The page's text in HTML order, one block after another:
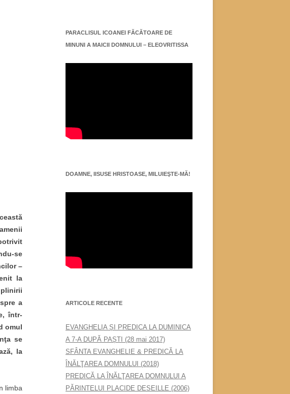
se
–
la
a
într-
omul
se
la
limba
PARACLISUL ICOANEI FĂCĂTOARE DE
MINUNI A MAICII DOMNULUI – ELEOVRITISSA
DOAMNE, IISUSE HRISTOASE, MILUIEŞTE-MĂ!
ARTICOLE RECENTE
EVANGHELIA ȘI PREDICA LA DUMINICA
A 7-A DUPĂ PAȘTI (28 mai 2017)
SFÂNTA EVANGHELIE & PREDICĂ LA
ÎNĂLŢAREA DOMNULUI (2018)
PREDICĂ LA ÎNĂLŢAREA DOMNULUI A
PĂRINTELUI PLACIDE DESEILLE (2006)